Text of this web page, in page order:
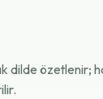
dilde özetlenir;